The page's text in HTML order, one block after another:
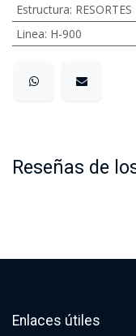
Estructura:
Linea: H-900
Reseñas de
Enlaces útiles